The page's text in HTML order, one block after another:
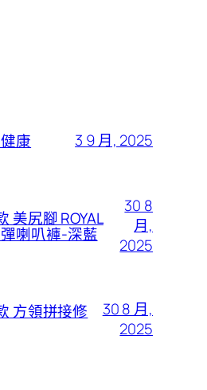
康 3 9 月, 2025
美尻腳 ROYAL
喇叭褲-深藍
30 8
月,
2025
方領拼接修
30 8 月,
2025